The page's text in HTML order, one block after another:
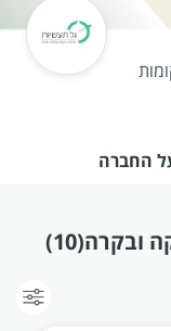
החברה
ובקרה(10)